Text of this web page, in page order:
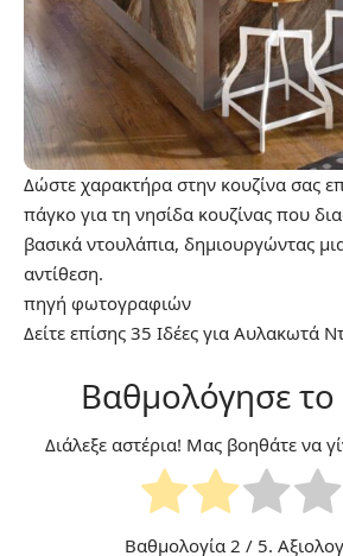
Δώστε χαρακτήρα στην κουζίνα σας
πάγκο για τη νησίδα κουζίνας που
βασικά ντουλάπια, δημιουργώντας
αντίθεση.
πηγή φωτογραφιών
Δείτε επίσης 35 Ιδέες για Αυλακωτά
Βαθμολόγησε
Διάλεξε αστέρια! Μας βοηθάτε να
Βαθμολογία 2 / 5.